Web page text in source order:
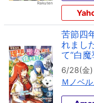
苦節四
れまし
て“白
6/28(金)
Ｍノベ